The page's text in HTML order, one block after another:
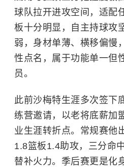
球队拉开进攻空间，适配
板十分明显，自主持球攻
弱，身材单薄、横移偏慢
性点名，属于功能单一但
员。
此前沙梅特生涯多次签下
练营邀请，以老将底薪加
业生涯转折点。常规赛他
1.8篮板1.4助攻，三分命
替补火力。季后赛更是化